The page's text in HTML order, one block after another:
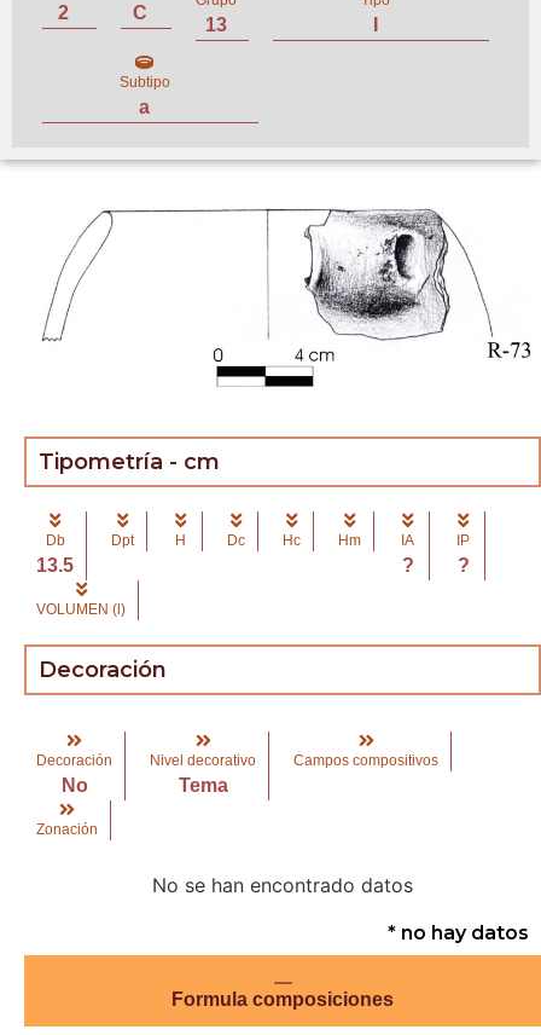
2 C
13
Subtipo
a
Tipometría - cm
Db
13.5
Dpt H Dc Hc Hm IA
?
IP
?
VOLUMEN (l)
Decoración
Decoración
No
Nivel decorativo
Tema
Campos compositivos
Zonación
No se han encontrado datos
* no hay datos
Formula composiciones